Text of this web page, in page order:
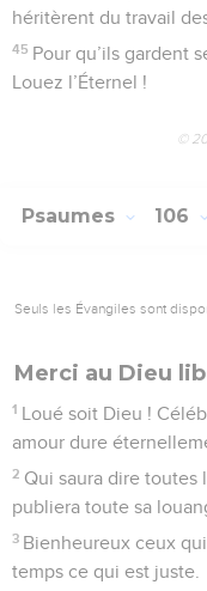
héritèrent du travail
45 Pour qu’ils gardent
Louez l’Éternel !
©
Psaumes 106
Seuls les Évangiles sont
Merci au Dieu
1 Loué soit Dieu !
amour dure
2 Qui saura dire toutes
publiera toute sa
3 Bienheureux ceux
temps ce qui est juste.